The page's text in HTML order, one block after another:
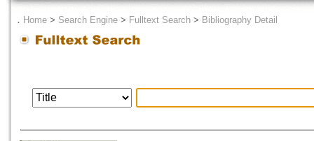
． Home > Search Engine > Fulltext Search > Bibliography Detail